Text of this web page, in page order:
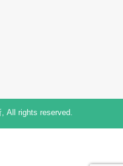
All rights reserved.